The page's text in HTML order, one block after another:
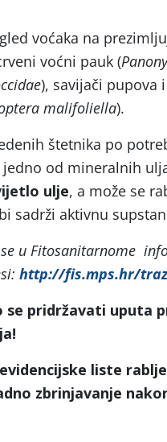
voćaka na
voćni pauk (
), savijači pupova
malifoliella).
štetnika po
od mineralnih
ulje, a može se
sadrži aktivnu
u Fitosanitarnome
http://fis.mps.hr/
pridržavati uputa
liste
zbrinjavanje